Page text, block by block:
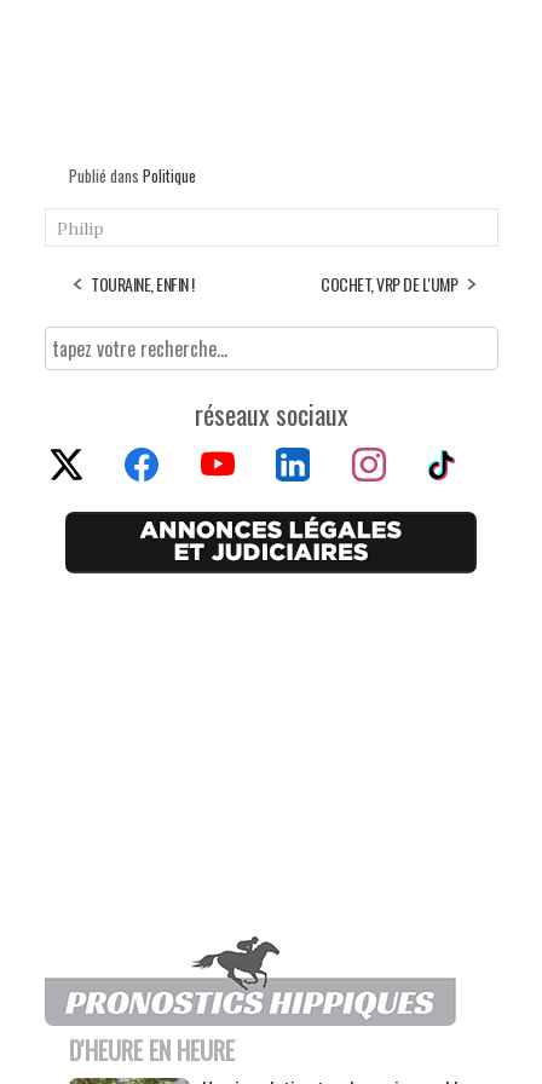
Publié dans Politique
Philip
TOURAINE, ENFIN ! COCHET, VRP DE L'UMP
réseaux sociaux
D'HEURE EN HEURE